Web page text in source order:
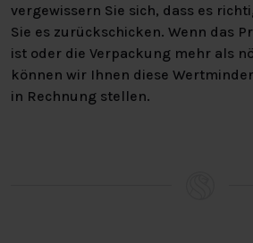
vergewissern Sie sich, dass es
Sie es zurückschicken. Wenn das
ist oder die Verpackung mehr als
können wir Ihnen diese
in Rechnung stellen.